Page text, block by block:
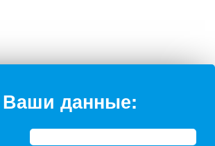
Ваши данные: